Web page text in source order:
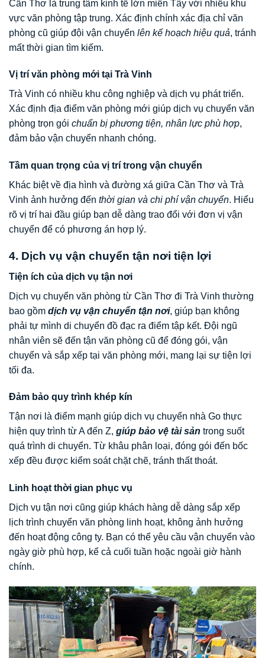
Cần Thơ là trung tâm kinh tế lớn miền Tây với nhiều khu
vực văn phòng tập trung. Xác định chính xác địa chỉ văn
phòng cũ giúp đội vận chuyển lên kế hoạch hiệu quả, tránh
mất thời gian tìm kiếm.
Vị trí văn phòng mới tại Trà Vinh
Trà Vinh có nhiều khu công nghiệp và dịch vụ phát triển.
Xác định địa điểm văn phòng mới giúp dịch vụ chuyển văn
phòng trọn gói chuẩn bị phương tiện, nhân lực phù hợp,
đảm bảo vận chuyển nhanh chóng.
Tầm quan trọng của vị trí trong vận chuyển
Khác biệt về địa hình và đường xá giữa Cần Thơ và Trà
Vinh ảnh hưởng đến thời gian và chi phí vận chuyển. Hiểu
rõ vị trí hai đầu giúp bạn dễ dàng trao đổi với đơn vị vận
chuyển để có phương án hợp lý.
4. Dịch vụ vận chuyển tận nơi tiện lợi
Tiện ích của dịch vụ tận nơi
Dịch vụ chuyển văn phòng từ Cần Thơ đi Trà Vinh thường
bao gồm dịch vụ vận chuyển tận nơi, giúp bạn không
phải tự mình di chuyển đồ đạc ra điểm tập kết. Đội ngũ
nhân viên sẽ đến tận văn phòng cũ để đóng gói, vận
chuyển và sắp xếp tại văn phòng mới, mang lại sự tiện lợi
tối đa.
Đảm bảo quy trình khép kín
Tận nơi là điểm mạnh giúp dịch vụ chuyển nhà Go thực
hiện quy trình từ A đến Z, giúp bảo vệ tài sản trong suốt
quá trình di chuyển. Từ khâu phân loại, đóng gói đến bốc
xếp đều được kiểm soát chặt chẽ, tránh thất thoát.
Linh hoạt thời gian phục vụ
Dịch vụ tận nơi cũng giúp khách hàng dễ dàng sắp xếp
lịch trình chuyển văn phòng linh hoạt, không ảnh hưởng
đến hoạt động công ty. Bạn có thể yêu cầu vận chuyển vào
ngày giờ phù hợp, kể cả cuối tuần hoặc ngoài giờ hành
chính.